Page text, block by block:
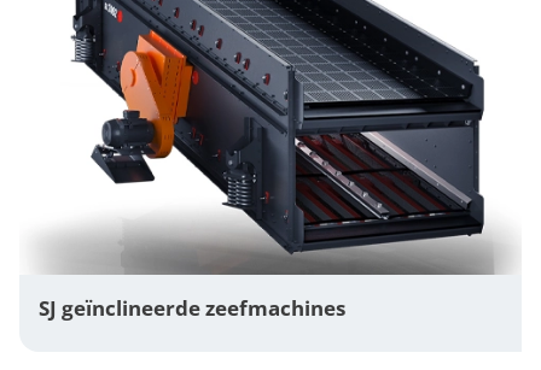
SJ geïnclineerde zeefmachines